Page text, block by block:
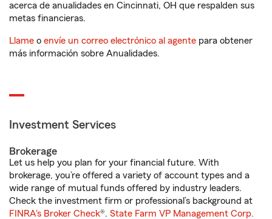
acerca de anualidades en Cincinnati, OH que respalden sus
metas financieras.
Llame o envíe un correo electrónico al agente para obtener
más información sobre Anualidades.
Investment Services
Brokerage
Let us help you plan for your financial future. With
brokerage, you’re offered a variety of account types and a
wide range of mutual funds offered by industry leaders.
Check the investment firm or professional’s background at
FINRA's Broker Check®. State Farm VP Management Corp.